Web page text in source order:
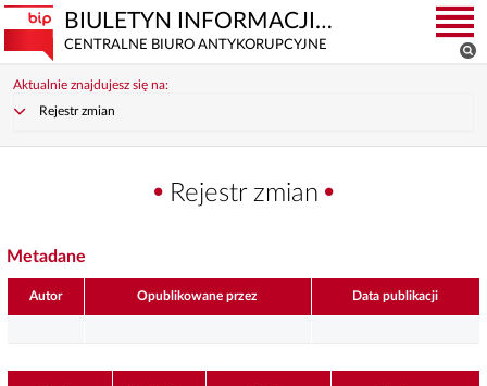
BIULETYN INFORMACJI PUBLICZNEJ
CENTRALNE BIURO ANTYKORUPCYJNE
Aktualnie znajdujesz się na:
Rejestr zmian
Rejestr zmian
Metadane
Autor Opublikowane przez Data publikacji